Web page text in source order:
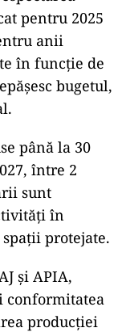
pentru 2025
anii
în funcție de
bugetul,
până la 30
între 2
sunt
în
protejate.
și APIA,
conformitatea
producției